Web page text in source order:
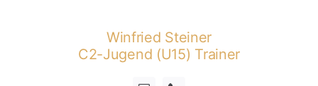
Winfried Steiner
C2-Jugend (U15) Trainer